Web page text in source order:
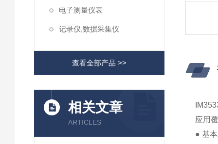
电子测量仪表
记录仪,数据采集仪
查看全部产品 >>
相关文章
ARTICLES
应用
● 基